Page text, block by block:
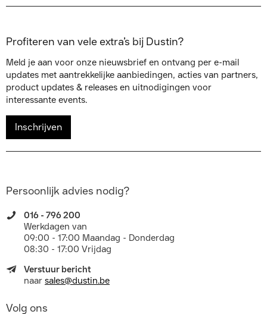
Profiteren van vele extra’s bij Dustin?
Meld je aan voor onze nieuwsbrief en ontvang per e-mail
updates met aantrekkelijke aanbiedingen, acties van partners,
product updates & releases en uitnodigingen voor
interessante events.
Inschrijven
Persoonlijk advies nodig?
016 - 796 200
Werkdagen van
09:00 - 17:00 Maandag - Donderdag
08:30 - 17:00 Vrijdag
Verstuur bericht
naar sales@dustin.be
Volg ons